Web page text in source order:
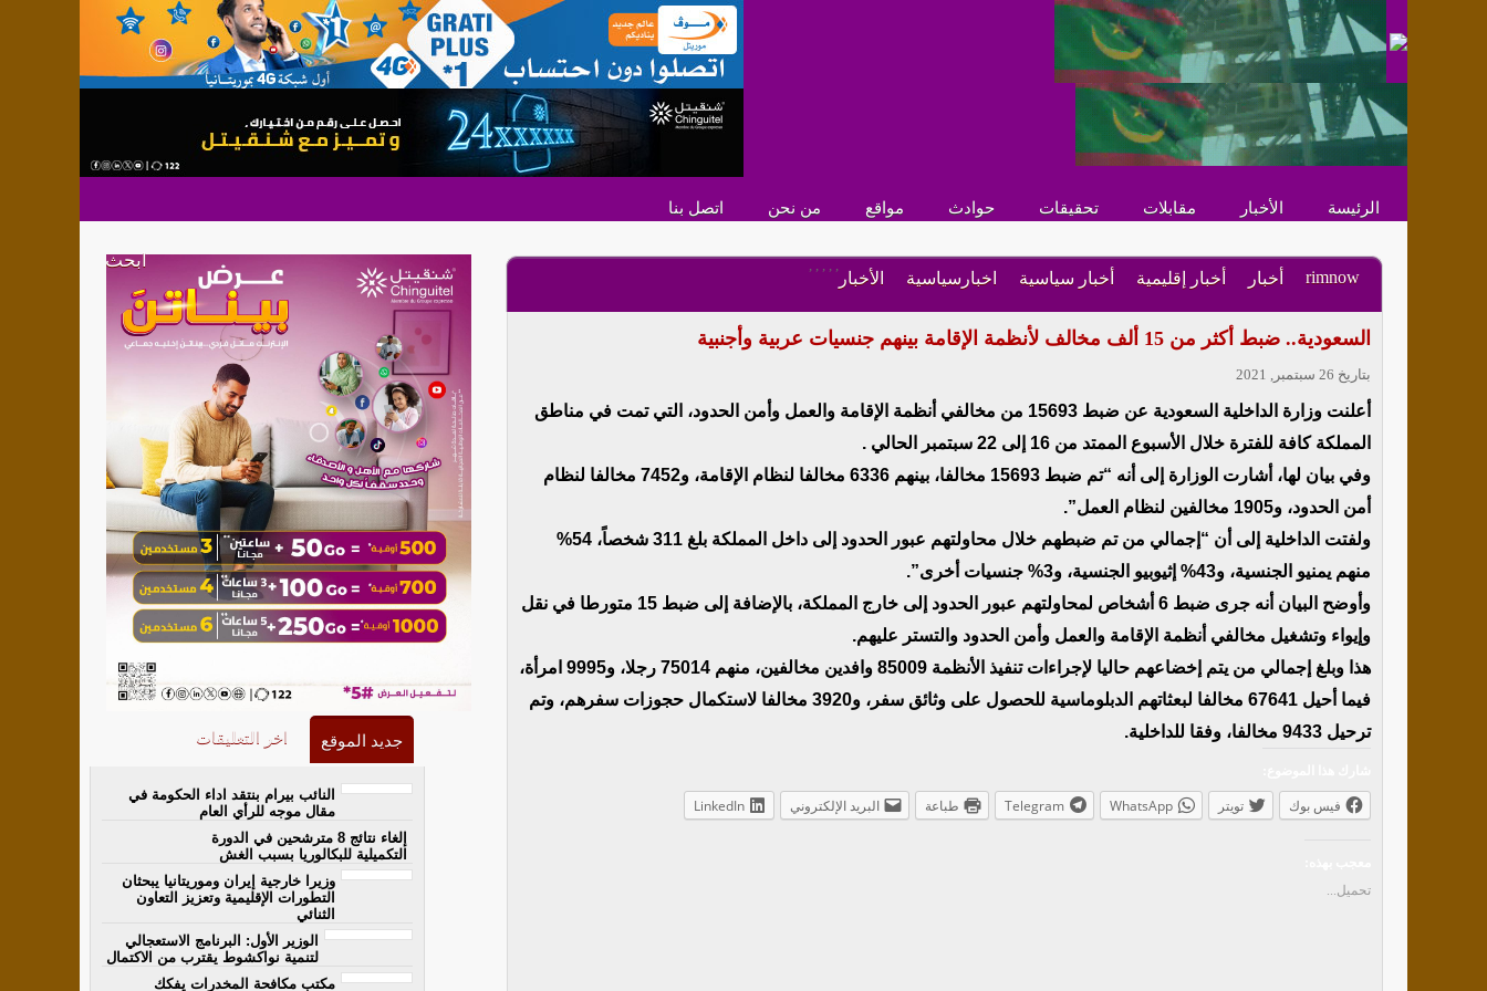
الرئيسة الأخبار مقابلات تحقيقات حوادث مواقع من نحن اتصل بنا
rimnow
,
أخبار
,
أخبار إقليمية
,
أخبار سياسية
,
اخبارسياسية
,
الأخبار
السعودية.. ضبط أكثر من 15 ألف مخالف لأنظمة الإقامة بينهم جنسيات عربية وأجنبية
بتاريخ 26 سبتمبر, 2021
أعلنت وزارة الداخلية السعودية عن ضبط 15693 من مخالفي أنظمة الإقامة والعمل وأمن الحدود، التي تمت في مناطق
المملكة كافة للفترة خلال الأسبوع الممتد من 16 إلى 22 سبتمبر الحالي .
وفي بيان لها، أشارت الوزارة إلى أنه “تم ضبط 15693 مخالفا، بينهم 6336 مخالفا لنظام الإقامة، و7452 مخالفا لنظام
أمن الحدود، و1905 مخالفين لنظام العمل”.
ولفتت الداخلية إلى أن “إجمالي من تم ضبطهم خلال محاولتهم عبور الحدود إلى داخل المملكة بلغ 311 شخصاً، 54%
منهم يمنيو الجنسية، و43% إثيوبيو الجنسية، و3% جنسيات أخرى”.
وأوضح البيان أنه جرى ضبط 6 أشخاص لمحاولتهم عبور الحدود إلى خارج المملكة، بالإضافة إلى ضبط 15 متورطا في نقل
وإيواء وتشغيل مخالفي أنظمة الإقامة والعمل وأمن الحدود والتستر عليهم.
هذا وبلغ إجمالي من يتم إخضاعهم حاليا لإجراءات تنفيذ الأنظمة 85009 وافدين مخالفين، منهم 75014 رجلا، و9995 امرأة،
فيما أحيل 67641 مخالفا لبعثاتهم الدبلوماسية للحصول على وثائق سفر، و3920 مخالفا لاستكمال حجوزات سفرهم، وتم
ترحيل 9433 مخالفا، وفقا للداخلية.
فيس بوك تويتر WhatsApp
Telegram طباعة البريد الإلكتروني LinkedIn
تحميل...
جديد الموقع اخر التعليقات
النائب بيرام بنتقد اداء الحكومة في
مقال موجه للرأي العام
إلغاء نتائج 8 مترشحين في الدورة
التكميلية للبكالوريا بسبب الغش
وزيرا خارجية إيران وموريتانيا يبحثان
التطورات الإقليمية وتعزيز التعاون
الثنائي
الوزير الأول: البرنامج الاستعجالي
لتنمية نواكشوط يقترب من الاكتمال
مكتب مكافحة المخدرات يفكك